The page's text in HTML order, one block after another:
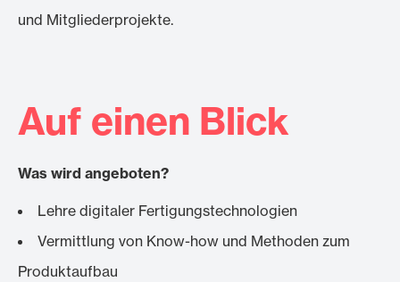
und Mitgliederprojekte.
Auf einen Blick
Was wird angeboten?
Lehre digitaler Fertigungstechnologien
Vermittlung von Know-how und Methoden zum
Produktaufbau